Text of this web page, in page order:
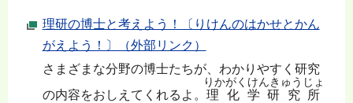
理研の博士と考えよう！〔りけんのはかせとかん
がえよう！〕（外部リンク）
さまざまな分野の博士たちが、わかりやすく研究
の内容をおしえてくれるよ。 理化学研究所
りかがくけんきゅうじょ